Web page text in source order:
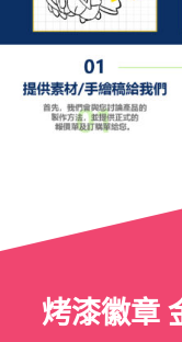
烤漆徽章